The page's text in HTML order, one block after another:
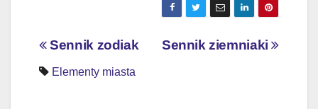
Nawigacja
wpisu
Sennik ziemniaki
Sennik zodiak
Elementy miasta